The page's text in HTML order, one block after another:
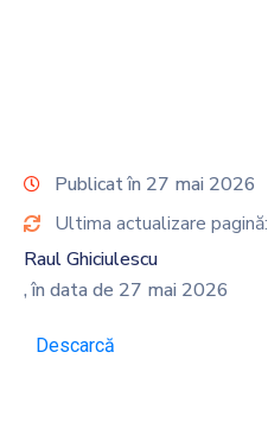
Publicat în 27 mai 2026
Ultima actualizare pagină:
Raul Ghiciulescu
, în data de 27 mai 2026
Descarcă